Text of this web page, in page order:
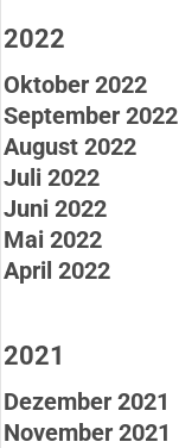
2022
Oktober 2022
September 2022
August 2022
Juli 2022
Juni 2022
Mai 2022
April 2022
2021
Dezember 2021
November 2021